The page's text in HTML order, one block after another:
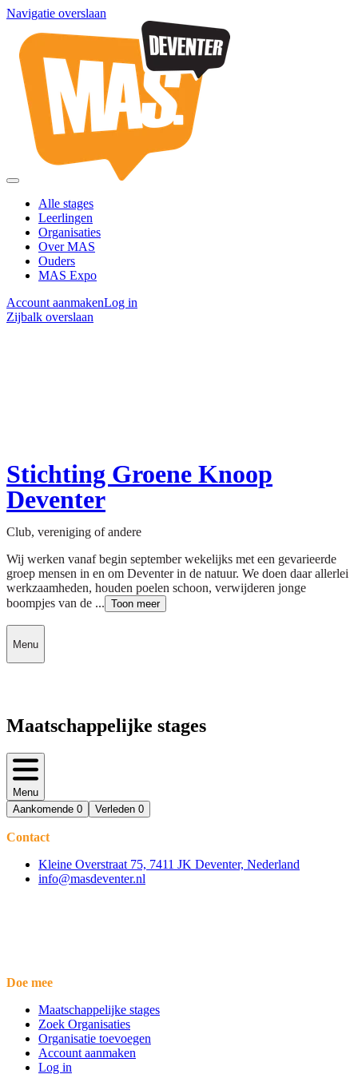
Navigatie overslaan
Alle stages
Leerlingen
Organisaties
Over MAS
Ouders
MAS Expo
Account aanmakenLog in
Zijbalk overslaan
Stichting Groene Knoop
Deventer
Club, vereniging of andere
Wij werken vanaf begin september wekelijks met een gevarieerde
groep mensen in en om Deventer in de natuur. We doen daar allerlei
werkzaamheden, houden poelen schoon, verwijderen jonge
boompjes van de ... Toon meer
Menu
Maatschappelijke stages
Menu
Aankomende 0 Verleden 0
Contact
Kleine Overstraat 75, 7411 JK Deventer, Nederland
info@masdeventer.nl
Doe mee
Maatschappelijke stages
Zoek Organisaties
Organisatie toevoegen
Account aanmaken
Log in